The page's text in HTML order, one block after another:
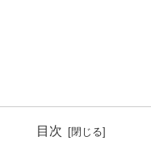
目次